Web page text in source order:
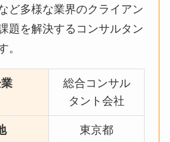
ど多様な業界のクライアン
題を解決するコンサルタン
。
総合コンサル
タント会社
東京都